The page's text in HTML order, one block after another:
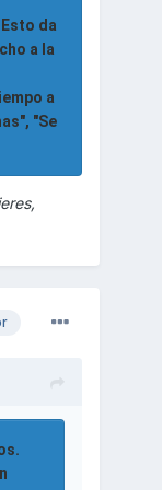
da
a la
a
"Se